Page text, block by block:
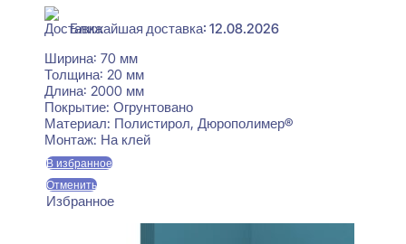
Ближайшая доставка: 12.08.2026
Ширина: 70 мм
Толщина: 20 мм
Длина: 2000 мм
Покрытие: Огрунтовано
Материал: Полистирол, Дюрополимер®
Монтаж: На клей
В избранное
Отменить
Избранное